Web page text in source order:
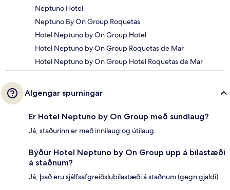
Neptuno Hotel
Neptuno By On Group Roquetas
Hotel Neptuno by On Group Hotel
Hotel Neptuno by On Group Roquetas de Mar
Hotel Neptuno by On Group Hotel Roquetas de Mar
Algengar spurningar
Er Hotel Neptuno by On Group með sundlaug?
Já, staðurinn er með innilaug og útilaug.
Býður Hotel Neptuno by On Group upp á bílastæði
á staðnum?
Já, það eru sjálfsafgreiðslubílastæði á staðnum (gegn gjaldi).